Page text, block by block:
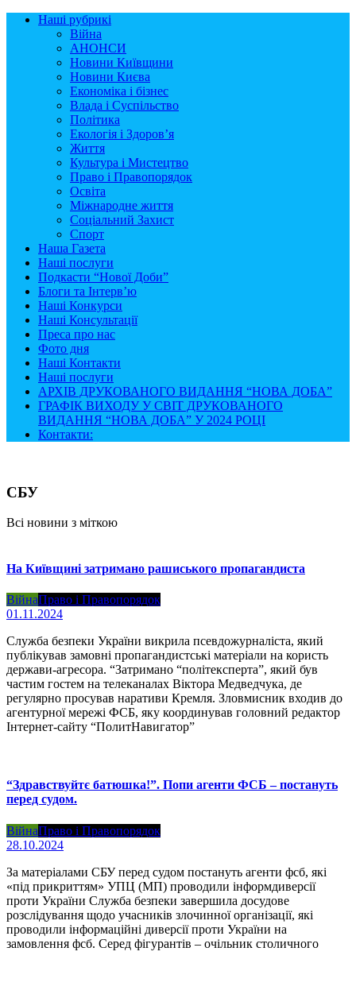
Наші рубрикі
Війна
АНОНСИ
Новини Київщини
Новини Києва
Економіка і бізнес
Влада і Суспільство
Політика
Екологія і Здоров’я
Життя
Культура і Мистецтво
Право і Правопорядок
Освіта
Міжнародне життя
Соціальний Захист
Спорт
Наша Газета
Наші послуги
Подкасти “Нової Доби”
Блоги та Інтерв’ю
Наші Конкурси
Наші Консультації
Преса про нас
Фото дня
Наші Контакти
Наші послуги
АРХІВ ДРУКОВАНОГО ВИДАННЯ “НОВА ДОБА”
ГРАФІК ВИХОДУ У СВІТ ДРУКОВАНОГО
ВИДАННЯ “НОВА ДОБА” У 2024 РОЦІ
Контакти:
СБУ
Всі новини з міткою
На Київщині затримано рашиського пропагандиста
ВійнаПраво і Правопорядок
01.11.2024
Служба безпеки України викрила псевдожурналіста, який
публікував замовні пропагандистські матеріали на користь
держави-агресора. “Затримано “політексперта”, який був
частим гостем на телеканалах Віктора Медведчука, де
регулярно просував наративи Кремля. Зловмисник входив до
агентурної мережі ФСБ, яку координував головний редактор
Інтернет-сайту “ПолитНавигатор”
“Здравствуйтє батюшка!”. Попи агенти ФСБ – постануть
перед судом.
ВійнаПраво і Правопорядок
28.10.2024
За матеріалами СБУ перед судом постануть агенти фсб, які
«під прикриттям» УПЦ (МП) проводили інформдиверсії
проти України Служба безпеки завершила досудове
розслідування щодо учасників злочинної організації, які
проводили інформаційні диверсії проти України на
замовлення фсб. Серед фігурантів – очільник столичного